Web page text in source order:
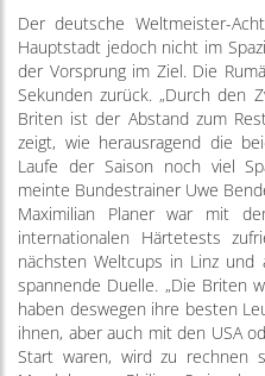
Der deutsche Weltmeister-
Hauptstadt jedoch nicht im
der Vorsprung im Ziel. Die
Sekunden zurück. „Durch den
Briten ist der Abstand zum
zeigt, wie herausragend die
Laufe der Saison noch viel
meinte Bundestrainer Uwe
Maximilian Planer war mit
internationalen Härtetests
nächsten Weltcups in Linz
spannende Duelle. „Die Briten
haben deswegen ihre besten
ihnen, aber auch mit den USA
Start waren, wird zu rechnen